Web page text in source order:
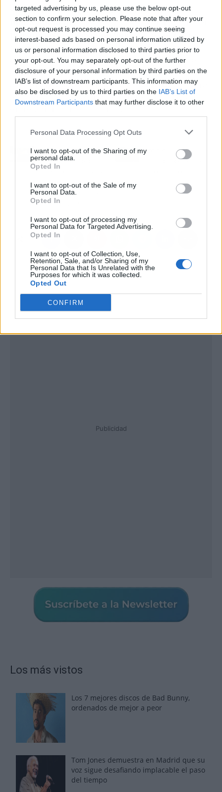
targeted advertising by us, please use the below opt-out
section to confirm your selection. Please note that after your
opt-out request is processed you may continue seeing
interest-based ads based on personal information utilized by
us or personal information disclosed to third parties prior to
your opt-out. You may separately opt-out of the further
disclosure of your personal information by third parties on the
IAB’s list of downstream participants. This information may
also be disclosed by us to third parties on the IAB’s List of
Downstream Participants that may further disclose it to other
Personal Data Processing Opt Outs
I want to opt-out of the Sharing of my
personal data.
Opted In
I want to opt-out of the Sale of my
Personal Data.
Opted In
I want to opt-out of processing my
Personal Data for Targeted Advertising.
Opted In
I want to opt-out of Collection, Use,
Retention, Sale, and/or Sharing of my
Personal Data that Is Unrelated with the
Purposes for which it was collected.
Opted Out
CONFIRM
solución sostenible y amigable con el
medioambiente. Además, sus servicios ofrecen
presupuestos personalizadosen este tipo de
productos, adaptados a las necesidades y
capacidades de cada empresa, mientras que su
equipo profesional proporciona a sus clientes
asistencia y asesoramiento especializado, para
ayudarlos a despejar cualquiera de sus dudas
en relación con estos productos.
Las furgonetas camper;
ventajas, accesorios,
la cerradura seguridad
furgoneta necesaria para
ello, con Eginer
Fibratec sustituye
mallazos por fibras en
Publicidad
Los más vistos
Los 7 mejores discos de Bad Bunny,
ordenados de mejor a peor
Tom Jones demuestra en Madrid que su
voz sigue desafiando implacable el paso
del tiempo